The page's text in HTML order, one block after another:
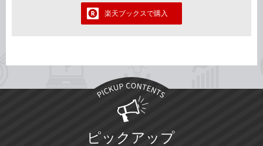
楽天ブックスで購入
ピックアップ